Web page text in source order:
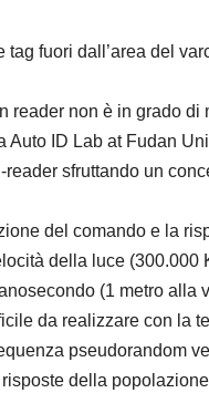
fuori dall’area del
reader non è in grado
Auto ID Lab at Fudan
sfruttando un
del comando e la
della luce (300.000
(1 metro
da realizzare con la
pseudorandom
della